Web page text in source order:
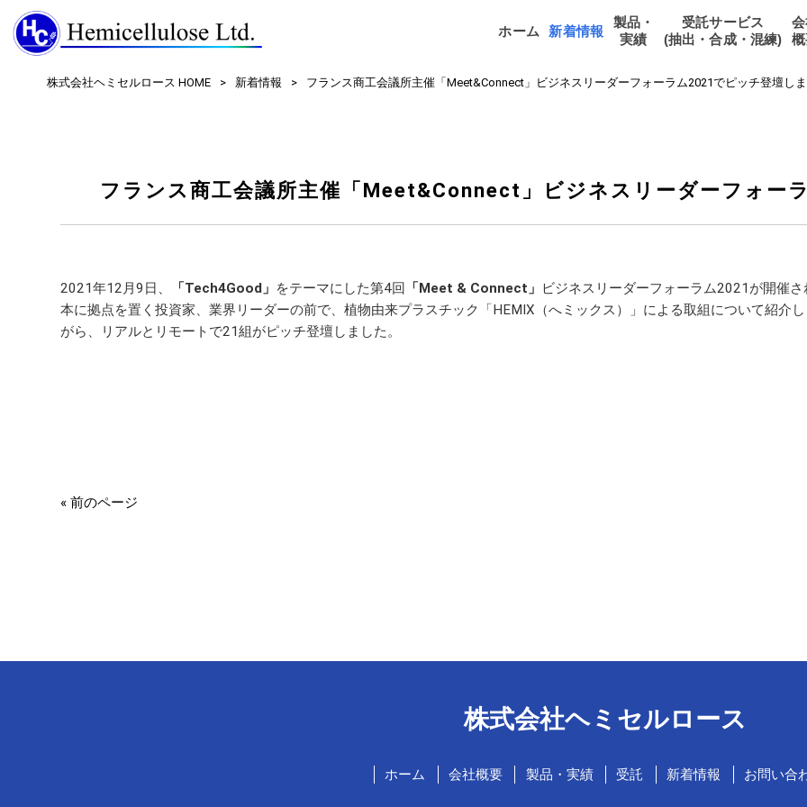
ホーム 新着情報
製品・
実績
受託サービス
(抽出・合成・混練)
株式会社ヘミセルロース HOME > 新着情報 > フランス商工会議所主催「Meet&Connect」ビジネスリーダーフォーラム2021でピッチ登壇し
フランス商工会議所主催「Meet&Connect」ビジネスリーダーフォー
2021年12月9日、 「Tech4Good」 をテーマにした第4回 「Meet & Connect」
ビジネスリーダーフォーラム2021が開催
本に拠点を置く投資家、業界リーダーの前で、植物由来プラスチック「HEMIX（へミックス）」による取組について紹介
がら、リアルとリモートで21組がピッチ登壇しました。
« 前のページ
株式会社ヘミセルロース
ホーム 会社概要 製品・実績 受託 新着情報 お問い合